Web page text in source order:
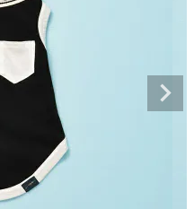
ライフライク
寝そべりアニマルト
レーナー ゼブラ
販売価格
〜
詳細を見る
〜
詳細を